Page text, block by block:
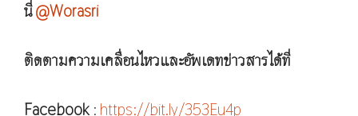
นี่@Worasri
ติดตามความเคลื่อนไหวและอัพเดทข่าวสารได้ที่
Facebook : https://bit.ly/353Eu4p